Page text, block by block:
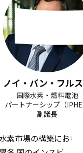
ノイ・バン・フルス
国際水素・燃料電池
パートナーシップ（IPHE
副議長
水素市場の構築におい